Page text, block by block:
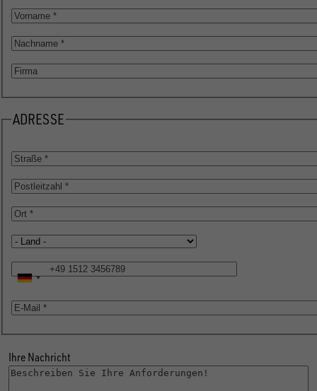
Vorname
Nachname
Firma
ADRESSE
Straße
Postleitzahl
Ort
Land
E-
Ihre Nachricht